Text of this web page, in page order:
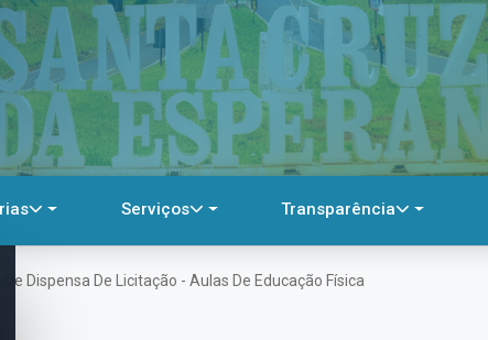
Serviços Transparência
De Dispensa De Licitação - Aulas De Educação Física